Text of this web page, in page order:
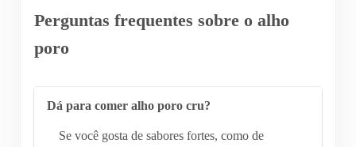
Perguntas frequentes sobre o alho
poro
Dá para comer alho poro cru?
Se você gosta de sabores fortes, como de